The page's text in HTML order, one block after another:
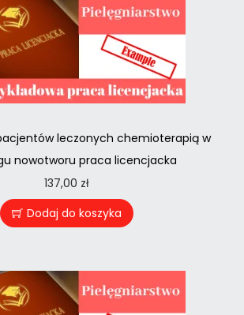
leczonych chemioterapią w
nowotworu praca licencjacka
137,00 zł
Dodaj do koszyka